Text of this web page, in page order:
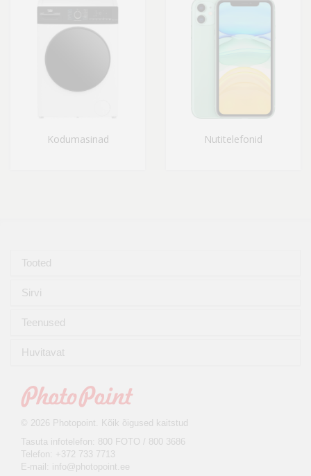
Kodumasinad Nutitelefonid
Tooted
Sirvi
Teenused
Huvitavat
© 2026 Photopoint. Kõik õigused kaitstud
Tasuta infotelefon: 800 FOTO / 800 3686
Telefon: +372 733 7713
E-mail: info@photopoint.ee